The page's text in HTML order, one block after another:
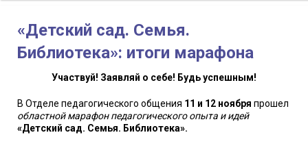
«Детский сад. Семья.
Библиотека»: итоги марафона
Участвуй! Заявляй о себе! Будь успешным!
В Отделе педагогического общения 11 и 12 ноября прошел
областной марафон педагогического опыта и идей
«Детский сад. Семья. Библиотека».